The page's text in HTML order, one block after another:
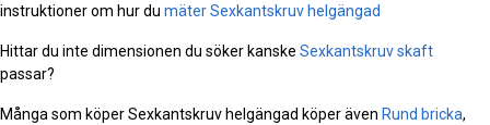
instruktioner om hur du mäter Sexkantskruv helgängad
Hittar du inte dimensionen du söker kanske Sexkantskruv skaft
passar?
Många som köper Sexkantskruv helgängad köper även Rund bricka,